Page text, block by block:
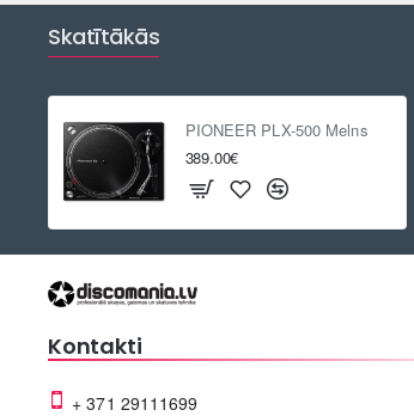
Skatītākās
PIONEER PLX-500 Melns
389.00€
Kontakti
+ 371 29111699